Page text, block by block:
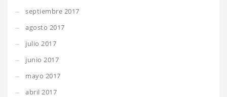
septiembre 2017
agosto 2017
julio 2017
junio 2017
mayo 2017
abril 2017